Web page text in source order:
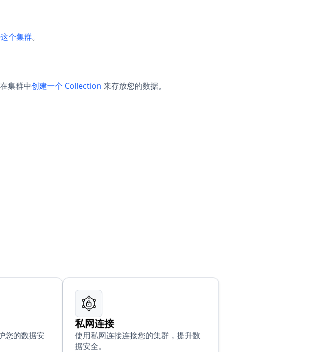
个集群。
集群中创建一个 Collection 来存放您的数据。
您的数据安
私网连接
使用私网连接连接您的集群，提升数
据安全。